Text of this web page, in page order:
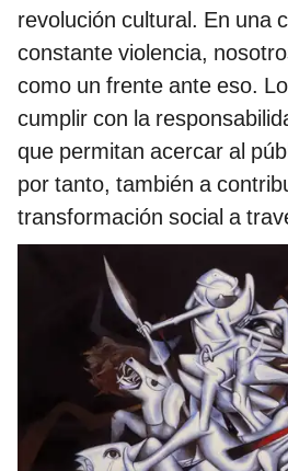
revolución cultural. En una
constante violencia,
como un frente ante eso.
cumplir con la
que permitan acercar al
por tanto, también a
transformación social a